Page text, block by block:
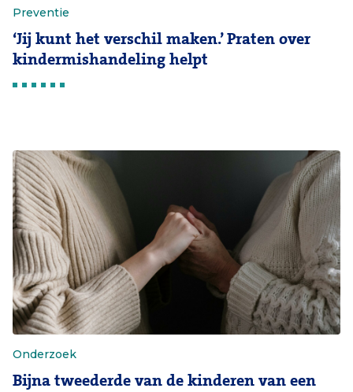
Preventie
‘Jij kunt het verschil maken.’ Praten over
kindermishandeling helpt
Onderzoek
Bijna tweederde van de kinderen van een